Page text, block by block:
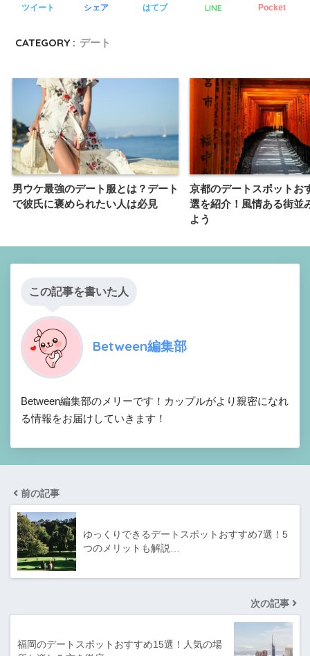
ツイート シェア はてブ LINE Pocket
CATEGORY : デート
男ウケ最強のデート服とは？デート
で彼氏に褒められたい人は必見
京都のデートスポットお
選を紹介！風情ある街並
よう
この記事を書いた人
Between編集部
Between編集部のメリーです！カップルがより親密になれ
る情報をお届けしていきます！
前の記事
ゆっくりできるデートスポットおすすめ7選！5
つのメリットも解説…
次の記事
福岡のデートスポットおすすめ15選！人気の場